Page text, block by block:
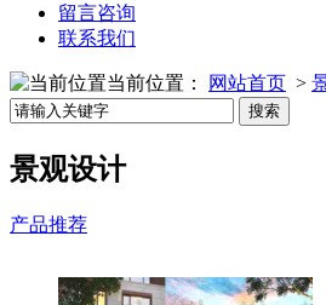
留言咨询
联系我们
当前位置： 网站首页 >
景观设计
产品推荐